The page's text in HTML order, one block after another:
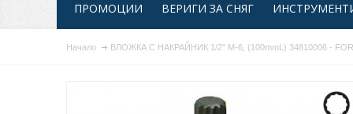
ПРОМОЦИИ ВЕРИГИ ЗА СНЯГ
Начало ВЛОЖКА С НАКРАЙНИК 1/2" M-6, (100mmL) 34810006 -